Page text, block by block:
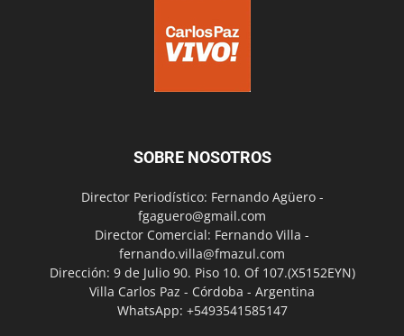
SOBRE NOSOTROS
Director Periodístico: Fernando Agüero -
fgaguero@gmail.com
Director Comercial: Fernando Villa -
fernando.villa@fmazul.com
Dirección: 9 de Julio 90. Piso 10. Of 107.(X5152EYN)
Villa Carlos Paz - Córdoba - Argentina
WhatsApp: +5493541585147